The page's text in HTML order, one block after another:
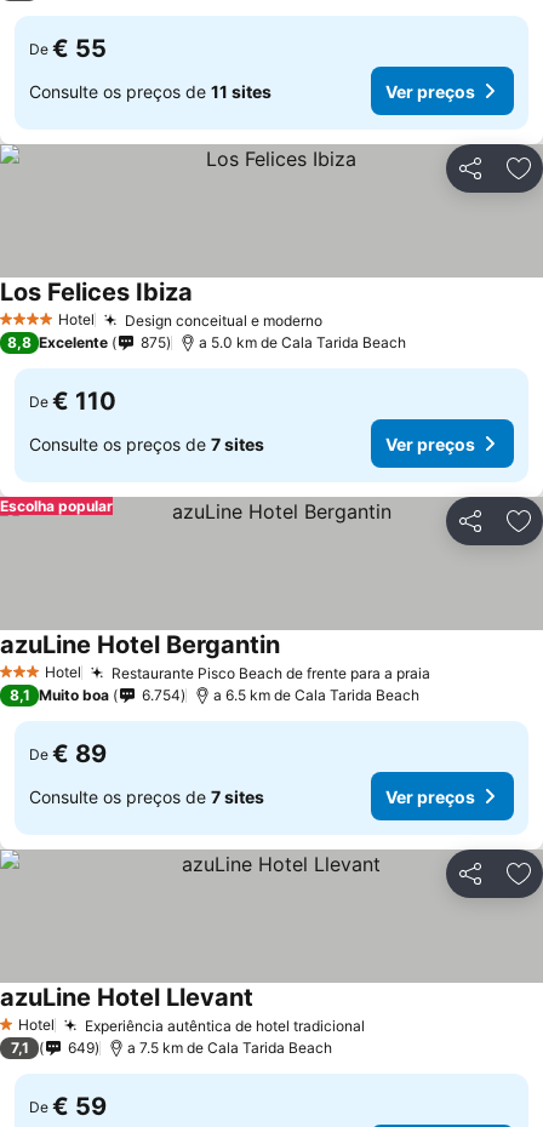
De € 55
Consulte os preços de 11 sites Ver preços
Partilhar
4 EstrelasHotel Design conceitual e modernoVer preços
Los Felices Ibiza
8,8 Excelente 875 a 5.0 km de Cala Tarida Beach
De € 110
Consulte os preços de 7 sites Ver preços
Partilhar
Escolha popular
3 EstrelasHotel Restaurante Pisco Beach de frente para a praia
azuLine Hotel BergantinVer preços
8,1 Muito boa 6.754 a 6.5 km de Cala Tarida Beach
De € 89
Consulte os preços de 7 sites Ver preços
Partilhar
1 Estrelas
Hotel Experiência autêntica de hotel tradicional
azuLine Hotel Llevant
7,1 649 a 7.5 km de Cala Tarida Beach
De € 59